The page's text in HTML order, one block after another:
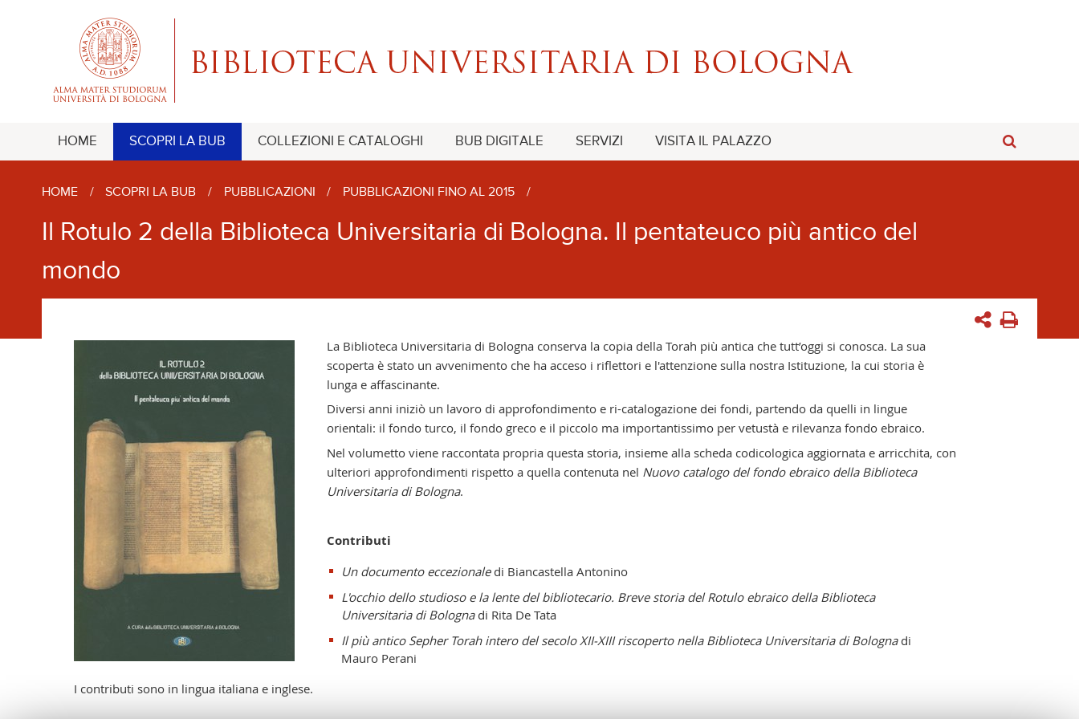
HOME SCOPRI LA BUB COLLEZIONI E CATALOGHI BUB DIGITALE SERVIZI VISITA IL PALAZZO
HOME / SCOPRI LA BUB / PUBBLICAZIONI / PUBBLICAZIONI FINO AL 2015 /
Il Rotulo 2 della Biblioteca Universitaria di Bologna. Il pentateuco più antico del
mondo
La Biblioteca Universitaria di Bologna conserva la copia della Torah più antica che tutt’oggi si conosca. La sua
scoperta è stato un avvenimento che ha acceso i riflettori e l'attenzione sulla nostra Istituzione, la cui storia è
lunga e affascinante.
Diversi anni iniziò un lavoro di approfondimento e ri-catalogazione dei fondi, partendo da quelli in lingue
orientali: il fondo turco, il fondo greco e il piccolo ma importantissimo per vetustà e rilevanza fondo ebraico.
Nel volumetto viene raccontata propria questa storia, insieme alla scheda codicologica aggiornata e arricchita, con
ulteriori approfondimenti rispetto a quella contenuta nel Nuovo catalogo del fondo ebraico della Biblioteca
Universitaria di Bologna.
Contributi
Un documento eccezionaledi Biancastella Antonino
L'occhio dello studioso e la lente del bibliotecario. Breve storia del Rotulo ebraico della Biblioteca
Universitaria di Bolognadi Rita De Tata
Il più antico Sepher Torah intero del secolo XII-XIII riscoperto nella Biblioteca Universitaria di Bolognadi
Mauro Perani
I contributi sono in lingua italiana e inglese.